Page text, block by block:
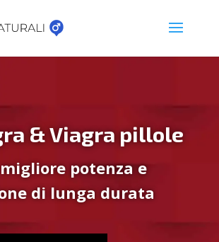
& Viagra pillole
potenza e
di lunga durata